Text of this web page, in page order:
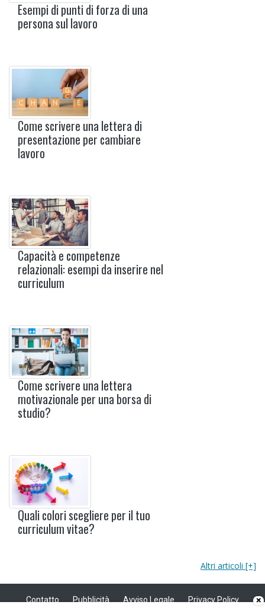
Esempi di punti di forza di una
persona sul lavoro
Come scrivere una lettera di
presentazione per cambiare
lavoro
Capacità e competenze
relazionali: esempi da inserire nel
curriculum
Come scrivere una lettera
motivazionale per una borsa di
studio?
Quali colori scegliere per il tuo
curriculum vitae?
Altri articoli [+]
Contatto Pubblicità Avviso Legale
Privacy Policy
×